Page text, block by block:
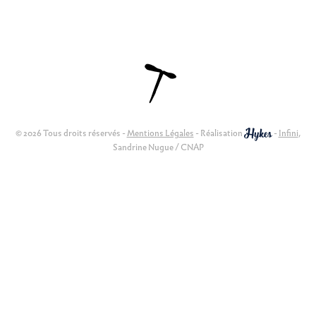
© 2026 Tous droits réservés -Mentions Légales - Réalisation - Infini,
Sandrine Nugue / CNAP